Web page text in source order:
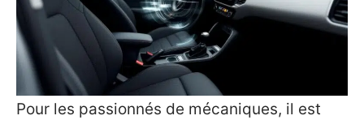
Pour les passionnés de mécaniques, il est